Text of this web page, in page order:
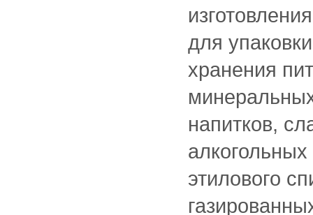
для
хранения
напитков,
этилового